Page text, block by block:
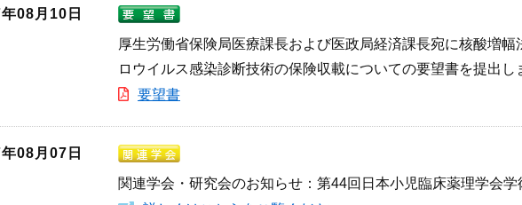
08月10日
厚生労働省保険局医療課長および医政局経済課長宛に核酸増
ロウイルス感染診断技術の保険収載についての要望書を提出し
要望書
08月07日
関連学会・研究会のお知らせ：第44回日本小児臨床薬理学会学